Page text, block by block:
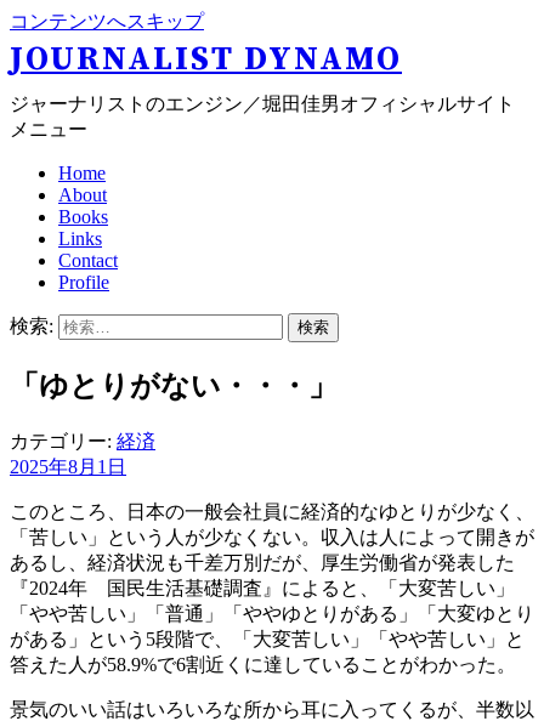
コンテンツへスキップ
JOURNALIST DYNAMO
ジャーナリストのエンジン／堀田佳男オフィシャルサイト
メニュー
Home
About
Books
Links
Contact
Profile
検索:
「ゆとりがない・・・」
カテゴリー: 経済
2025年8月1日
このところ、日本の一般会社員に経済的なゆとりが少なく、
「苦しい」という人が少なくない。収入は人によって開きが
あるし、経済状況も千差万別だが、厚生労働省が発表した
『2024年 国民生活基礎調査』によると、「大変苦しい」
「やや苦しい」「普通」「ややゆとりがある」「大変ゆとり
がある」という5段階で、「大変苦しい」「やや苦しい」と
答えた人が58.9%で6割近くに達していることがわかった。
景気のいい話はいろいろな所から耳に入ってくるが、半数以